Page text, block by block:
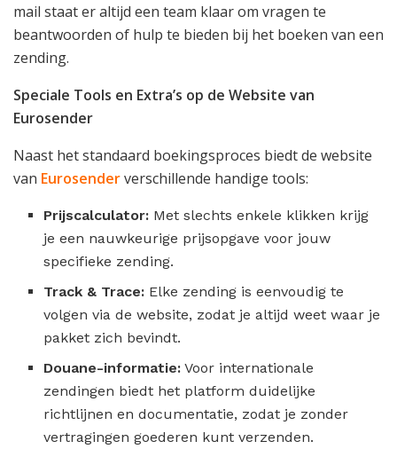
mail staat er altijd een team klaar om vragen te
beantwoorden of hulp te bieden bij het boeken van een
zending.
Speciale Tools en Extra’s op de Website van
Eurosender
Naast het standaard boekingsproces biedt de website
van Eurosenderverschillende handige tools:
Prijscalculator: Met slechts enkele klikken krijg
je een nauwkeurige prijsopgave voor jouw
specifieke zending.
Track & Trace: Elke zending is eenvoudig te
volgen via de website, zodat je altijd weet waar je
pakket zich bevindt.
Douane-informatie: Voor internationale
zendingen biedt het platform duidelijke
richtlijnen en documentatie, zodat je zonder
vertragingen goederen kunt verzenden.